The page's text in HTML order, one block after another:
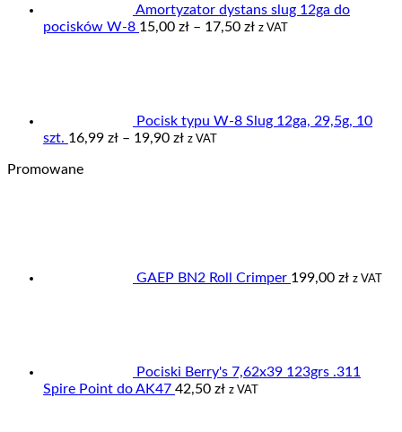
Amortyzator dystans slug 12ga do
pocisków W-8 15,00 zł – 17,50 złZakres
z VAT
Pocisk typu W-8 Slug 12ga, 29,5g, 10
szt. 16,99 zł – 19,90 złZakres
z VAT
Promowane
GAEP BN2 Roll Crimper 199,00 zł z VAT
Pociski Berry's 7,62x39 123grs .311
Spire Point do AK47 42,50 zł z VAT